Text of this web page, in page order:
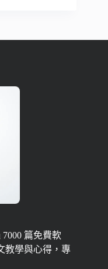
篇免費軟
教學與心得，專